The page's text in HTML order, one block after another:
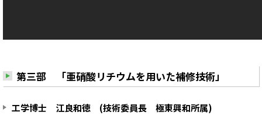
第三部 「亜硝酸リチウムを用いた補修技術」
工学博士 江良和徳 (技術委員長 極東興和所属)